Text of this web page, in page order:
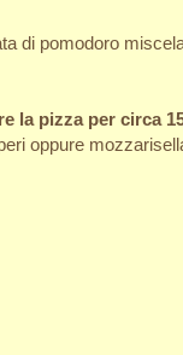
di pomodoro
la pizza per circa
oppure